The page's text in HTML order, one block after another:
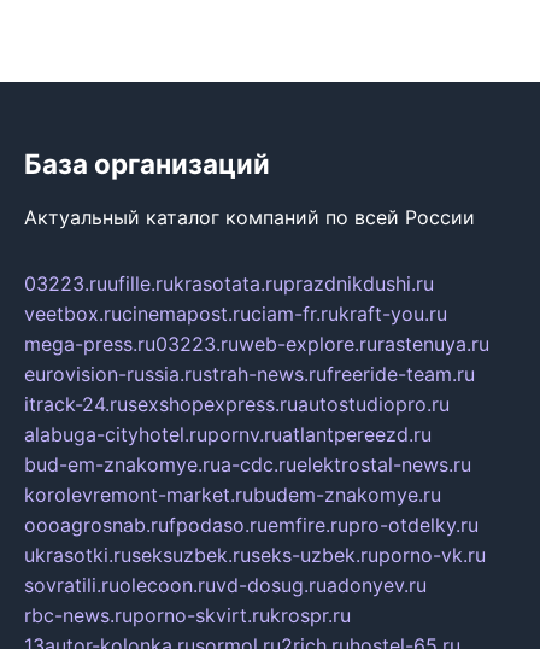
База организаций
Актуальный каталог компаний по всей России
03223.ruufille.rukrasotata.ruprazdnikdushi.ru
veetbox.rucinemapost.ruciam-fr.rukraft-you.ru
mega-press.ru03223.ruweb-explore.rurastenuya.ru
eurovision-russia.rustrah-news.rufreeride-team.ru
itrack-24.rusexshopexpress.ruautostudiopro.ru
alabuga-cityhotel.rupornv.ruatlantpereezd.ru
bud-em-znakomye.rua-cdc.ruelektrostal-news.ru
korolevremont-market.rubudem-znakomye.ru
oooagrosnab.rufpodaso.ruemfire.rupro-otdelky.ru
ukrasotki.ruseksuzbek.ruseks-uzbek.ruporno-vk.ru
sovratili.ruolecoon.ruvd-dosug.ruadonyev.ru
rbc-news.ruporno-skvirt.rukrospr.ru